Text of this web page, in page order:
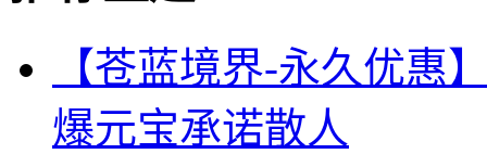
【苍蓝境界-永久优惠
爆元宝承诺散人